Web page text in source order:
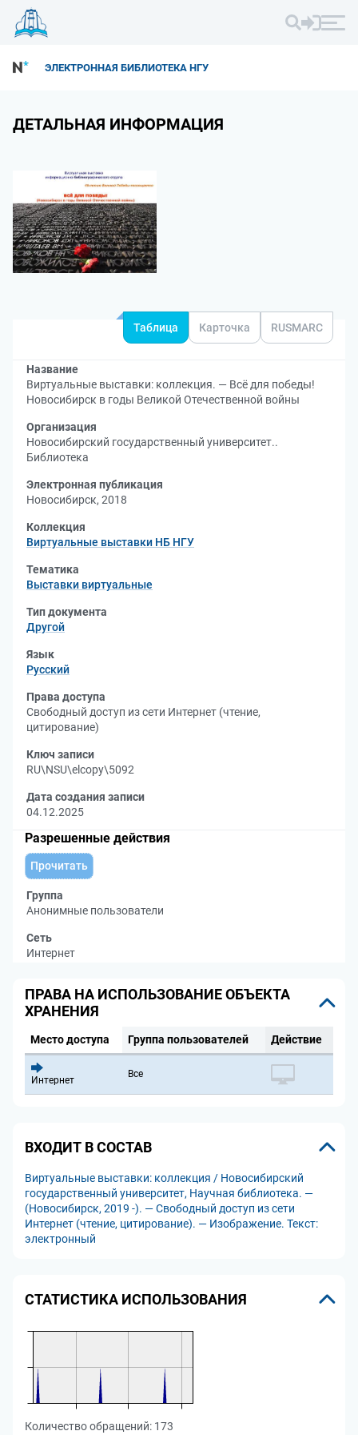
ЭЛЕКТРОННАЯ БИБЛИОТЕКА НГУ
ДЕТАЛЬНАЯ ИНФОРМАЦИЯ
Таблица Карточка RUSMARC
Название
Виртуальные выставки: коллекция. — Всё для победы!
Новосибирск в годы Великой Отечественной войны
Организация
Новосибирский государственный университет..
Библиотека
Электронная публикация
Новосибирск, 2018
Коллекция
Виртуальные выставки НБ НГУ
Тематика
Выставки виртуальные
Тип документа
Другой
Язык
Русский
Права доступа
Свободный доступ из сети Интернет (чтение,
цитирование)
Ключ записи
RU\NSU\elcopy\5092
Дата создания записи
04.12.2025
Разрешенные действия
Прочитать
Группа
Анонимные пользователи
Сеть
Интернет
ПРАВА НА ИСПОЛЬЗОВАНИЕ ОБЪЕКТА
ХРАНЕНИЯ
Место доступа Группа пользователей Действие
Интернет
Все
ВХОДИТ В СОСТАВ
Виртуальные выставки: коллекция / Новосибирский
государственный университет, Научная библиотека. —
(Новосибирск, 2019 -). — Свободный доступ из сети
Интернет (чтение, цитирование). — Изображение. Текст:
электронный
СТАТИСТИКА ИСПОЛЬЗОВАНИЯ
Количество обращений: 173